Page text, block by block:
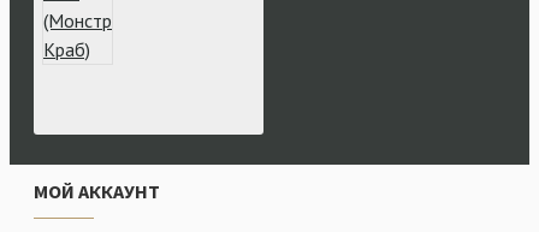
МОЙ АККАУНТ